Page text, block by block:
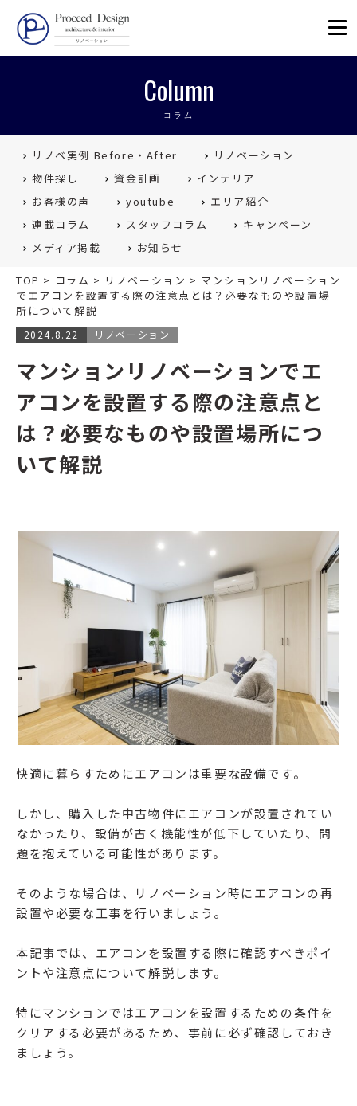
リノベーションを福岡で。
Column
コラム
リノベ実例 Before・After
リノベーション
物件探し
資金計画
インテリア
お客様の声
youtube
エリア紹介
連載コラム
スタッフコラム
キャンペーン
メディア掲載
お知らせ
TOP > コラム > リノベーション > マンションリノベーション
でエアコンを設置する際の注意点とは？必要なものや設置場
所について解説
2024.8.22 リノベーション
マンションリノベーションでエ
アコンを設置する際の注意点と
は？必要なものや設置場所につ
いて解説
快適に暮らすためにエアコンは重要な設備です。
しかし、購入した中古物件にエアコンが設置されてい
なかったり、設備が古く機能性が低下していたり、問
題を抱えている可能性があります。
そのような場合は、リノベーション時にエアコンの再
設置や必要な工事を行いましょう。
本記事では、エアコンを設置する際に確認すべきポイ
ントや注意点について解説します。
特にマンションではエアコンを設置するための条件を
クリアする必要があるため、事前に必ず確認しておき
ましょう。